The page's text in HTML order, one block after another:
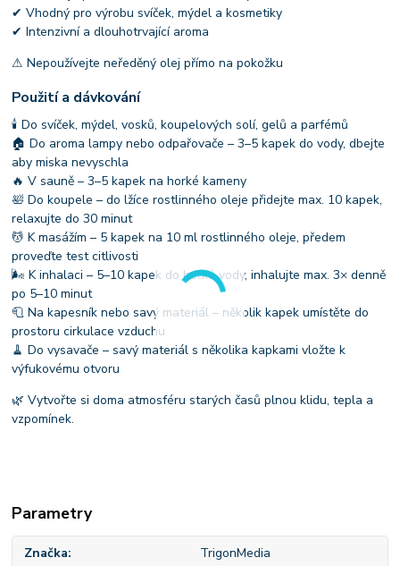
✔ Vhodný pro výrobu svíček, mýdel a kosmetiky
✔ Intenzivní a dlouhotrvající aroma
⚠ Nepoužívejte neředěný olej přímo na pokožku
Použití a dávkování
🕯 Do svíček, mýdel, vosků, koupelových solí, gelů a parfémů
🏠 Do aroma lampy nebo odpařovače – 3–5 kapek do vody, dbejte
aby miska nevyschla
🔥 V sauně – 3–5 kapek na horké kameny
🛀 Do koupele – do lžíce rostlinného oleje přidejte max. 10 kapek,
relaxujte do 30 minut
💆 K masážím – 5 kapek na 10 ml rostlinného oleje, předem
proveďte test citlivosti
🌬 K inhalaci – 5–10 kapek do horké vody, inhalujte max. 3× denně
po 5–10 minut
🧻 Na kapesník nebo savý materiál – několik kapek umístěte do
prostoru cirkulace vzduchu
🧹 Do vysavače – savý materiál s několika kapkami vložte k
výfukovému otvoru
🌿 Vytvořte si doma atmosféru starých časů plnou klidu, tepla a
vzpomínek.
Parametry
Značka TrigonMedia